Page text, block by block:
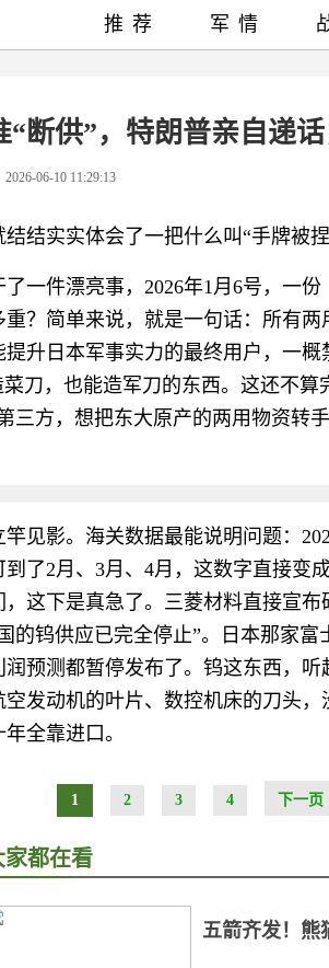
“断供”，特朗普亲自递
2026-06-10 11:29:13
结实实体会了一把什么叫“手牌被捏
一件漂亮事，2026年1月6号，一
？简单来说，就是一句话：所有
升日本军事实力的最终用户，一
刀，也能造军刀的东西。这还不
方，想把东大原产的两用物资转
见影。海关数据最能说明问题：
了2月、3月、4月，这数字直接变
这下是真急了。三菱材料直接宣布
的钨供应已完全停止”。日本那家
预测都暂停发布了。钨这东西，
发动机的叶片、数控机床的刀头，
全靠进口。
1 2 3 4 下一页
推荐 军情
家都在看
五箭齐发！熊